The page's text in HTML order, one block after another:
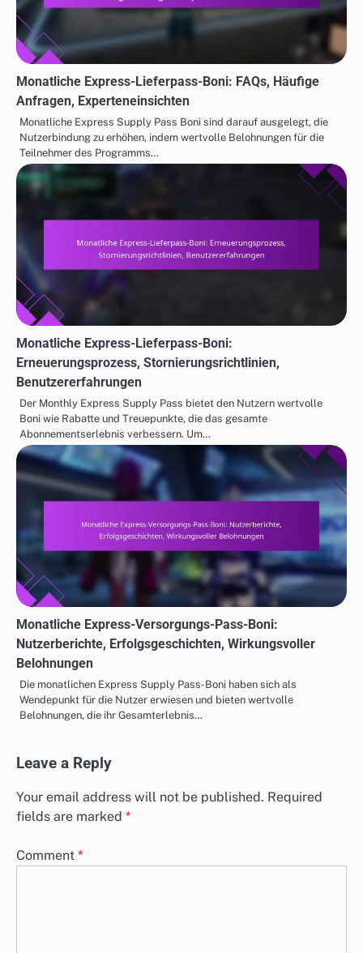
Monatliche Express-Lieferpass-Boni: FAQs, Häufige
Anfragen, Experteneinsichten
Monatliche Express Supply Pass Boni sind darauf ausgelegt, die
Nutzerbindung zu erhöhen, indem wertvolle Belohnungen für die
Teilnehmer des Programms…
Monatliche Express-Lieferpass-Boni:
Erneuerungsprozess, Stornierungsrichtlinien,
Benutzererfahrungen
Der Monthly Express Supply Pass bietet den Nutzern wertvolle
Boni wie Rabatte und Treuepunkte, die das gesamte
Abonnementserlebnis verbessern. Um…
Monatliche Express-Versorgungs-Pass-Boni:
Nutzerberichte, Erfolgsgeschichten, Wirkungsvoller
Belohnungen
Die monatlichen Express Supply Pass-Boni haben sich als
Wendepunkt für die Nutzer erwiesen und bieten wertvolle
Belohnungen, die ihr Gesamterlebnis…
Leave a Reply
Your email address will not be published. Required
fields are marked *
Comment *